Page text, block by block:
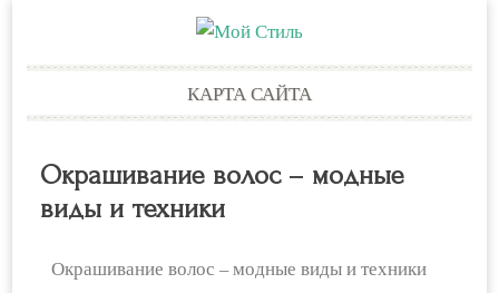
to
КАРТА САЙТА
Окрашивание волос – модные
виды и техники
Окрашивание волос – модные виды и техники